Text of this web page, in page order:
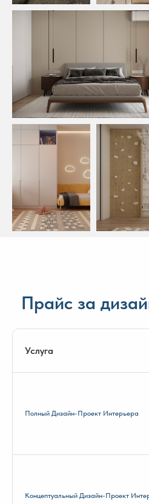
Прайс за
Услуга
Полный Дизайн-Проект Интерьера
Концептуальный Дизайн-Проект